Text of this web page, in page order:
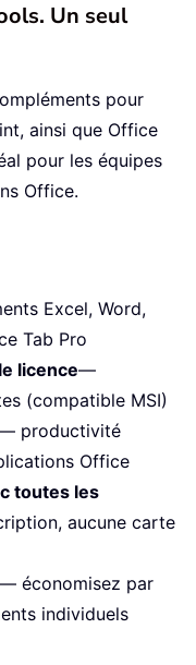
Un seul
pour
ainsi que Office
pour les équipes
Office.
Excel, Word,
Tab Pro
licence—
(compatible MSI)
productivité
Office
toutes les
aucune carte
— économisez par
individuels